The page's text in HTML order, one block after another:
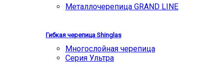
Металлочерепица GRAND LINE
Гибкая черепица Shinglas
Многослойная черепица
Серия Ультра